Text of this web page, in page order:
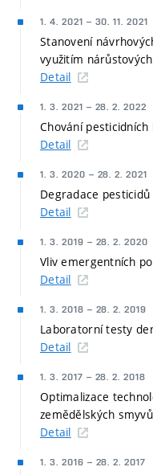
1. 4. 2021 – 30. 11. 2021
Stanovení
využitím
Detail
1. 3. 2021 – 28. 2. 2022
Chování
Detail
1. 3. 2020 – 28. 2. 2021
Degradace
Detail
1. 3. 2019 – 28. 2. 2020
Vliv emergentních
Detail
1. 3. 2018 – 28. 2. 2019
Laboratorní testy
Detail
1. 3. 2017 – 28. 2. 2018
Optimalizace
zemědělských smyvů
Detail
1. 3. 2016 – 28. 2. 2017